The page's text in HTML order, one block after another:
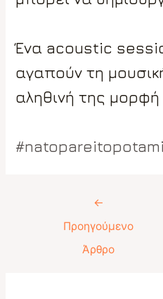
Ένα acoustic
αγαπούν τη
αληθινή της
#natopareitopotami
←
Προηγούμενο
Άρθρο